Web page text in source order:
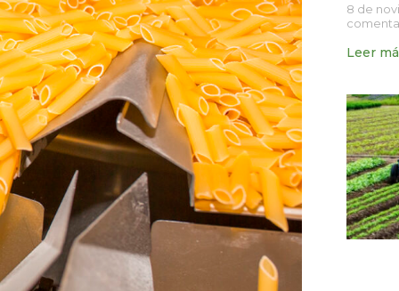
8 de
Leer